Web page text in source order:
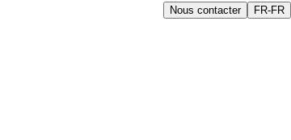
Nous contacter FR-FR